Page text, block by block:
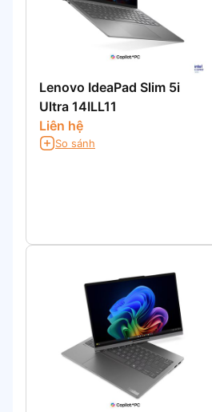
Lenovo IdeaPad Slim 5i
Ultra 14ILL11
Liên hệ
So sánh